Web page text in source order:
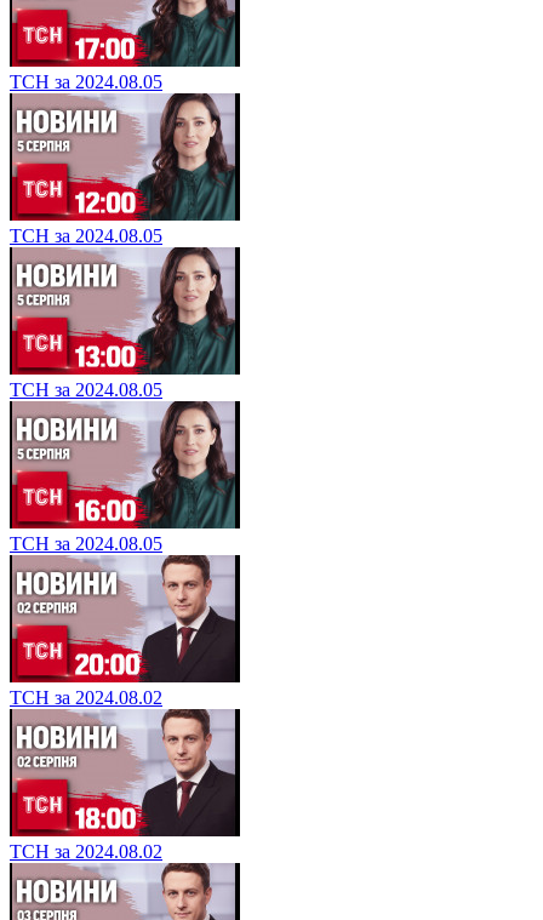
ТСН за 2024.08.05
ТСН за 2024.08.05
ТСН за 2024.08.05
ТСН за 2024.08.05
ТСН за 2024.08.02
ТСН за 2024.08.02